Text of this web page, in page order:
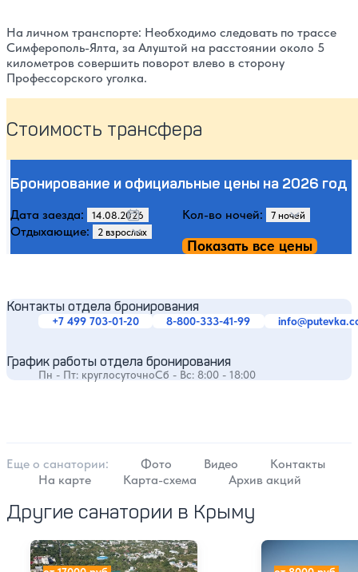
На личном транспорте: Необходимо следовать по трассе
Симферополь-Ялта, за Алуштой на расстоянии около 5
километров совершить поворот влево в сторону
Профессорского уголка.
Стоимость трансфера
Бронирование и официальные цены на 2026 год
Дата заезда:
Кол-во ночей:
Отдыхающие:
Показать все цены
Контакты отдела бронирования
+7 499 703-01-20 8-800-333-41-99
График работы отдела бронирования
Пн - Пт: круглосуточноСб - Вс: 8:00 - 18:00
Еще о cанатории: Фото Видео
Контакты
На карте
Карта-схема Архив акций
Другие санатории в Крыму
Санаторий Золотой берег Санаторий Ай-